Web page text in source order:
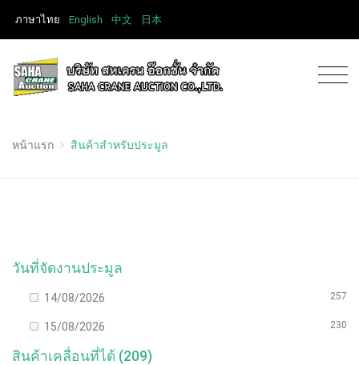
ภาษาไทย English 中文 日本
หน้าแรก สินค้าสำหรับประมูล
วันที่จัดงานประมูล
14/08/2026 257
15/08/2026 230
สินค้าเคลื่อนที่ได้ (209)